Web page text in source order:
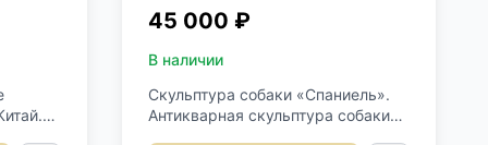
45 000 ₽
В наличии
Скульптура собаки «Спаниель».
Антикварная скульптура собаки